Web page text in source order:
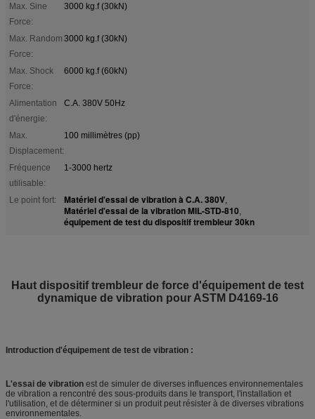
Max. Sine
Force:
3000 kg.f (30kN)
Max. Random
Force:
3000 kg.f (30kN)
Max. Shock
Force:
6000 kg.f (60kN)
Alimentation
d'énergie:
C.A. 380V 50Hz
Max.
Displacement:
100 millimètres (pp)
Fréquence
utilisable:
1-3000 hertz
Le point fort: Matériel d'essai de vibration à C.A. 380V,
Matériel d'essai de la vibration MIL-STD-810,
équipement de test du dispositif trembleur 30kn
Haut dispositif trembleur de force d'équipement de test
dynamique de vibration pour ASTM D4169-16
Introduction d'équipement de test de vibration :
L'essai de vibration est de simuler de diverses influences environnementales
de vibration a rencontré des sous-produits dans le transport, l'installation et
l'utilisation, et de déterminer si un produit peut résister à de diverses vibrations
environnementales.